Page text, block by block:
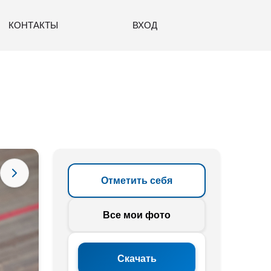
КОНТАКТЫ ВХОД
Отметить себя
Все мои фото
Скачать